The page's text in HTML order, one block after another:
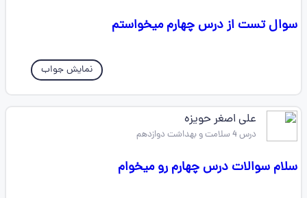
سوال تست از درس چهارم میخواستم
نمایش جواب
علی اصغر حویزه
درس 4 سلامت و بهداشت دوازدهم
سلام سوالات درس چهارم رو میخوام